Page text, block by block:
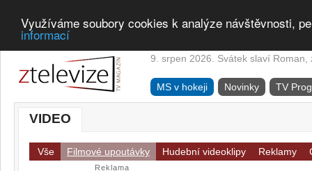
Využíváme soubory cookies k analýze návštěvnosti,
informací
9. srpen 2026. Svátek slaví Roman,
MS v hokeji Novinky TV
VIDEO
Vše Filmové upoutávky Hudební videoklipy Reklamy
Reklama